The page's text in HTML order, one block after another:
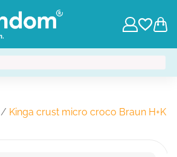
/ Kinga crust micro croco Braun H+K